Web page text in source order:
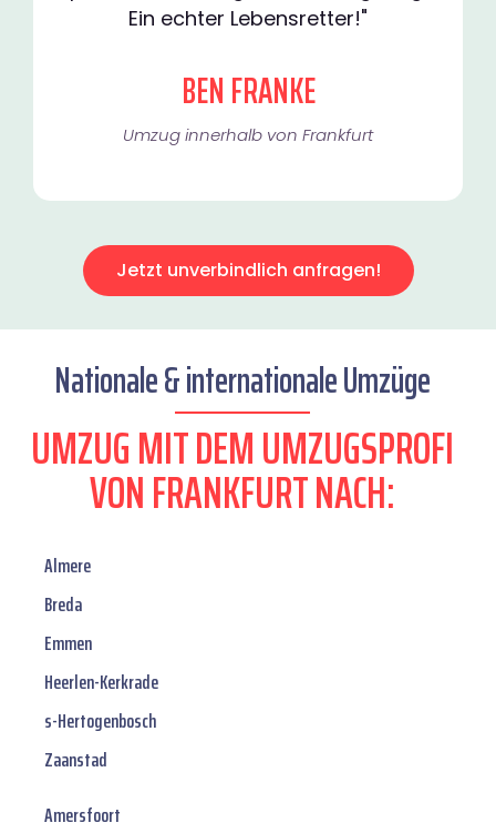
Ein echter Lebensretter!"
BEN FRANKE
Umzug innerhalb von Frankfurt​
Jetzt unverbindlich anfragen!
Nationale & internationale Umzüge
UMZUG MIT DEM UMZUGSPROFI
VON FRANKFURT NACH:
Almere
Breda
Emmen
Heerlen-Kerkrade
s-Hertogenbosch
Zaanstad
Amersfoort